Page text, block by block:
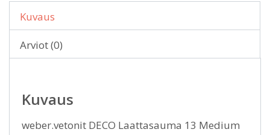
Kuvaus
Arviot (0)
Kuvaus
weber.vetonit DECO Laattasauma 13 Medium